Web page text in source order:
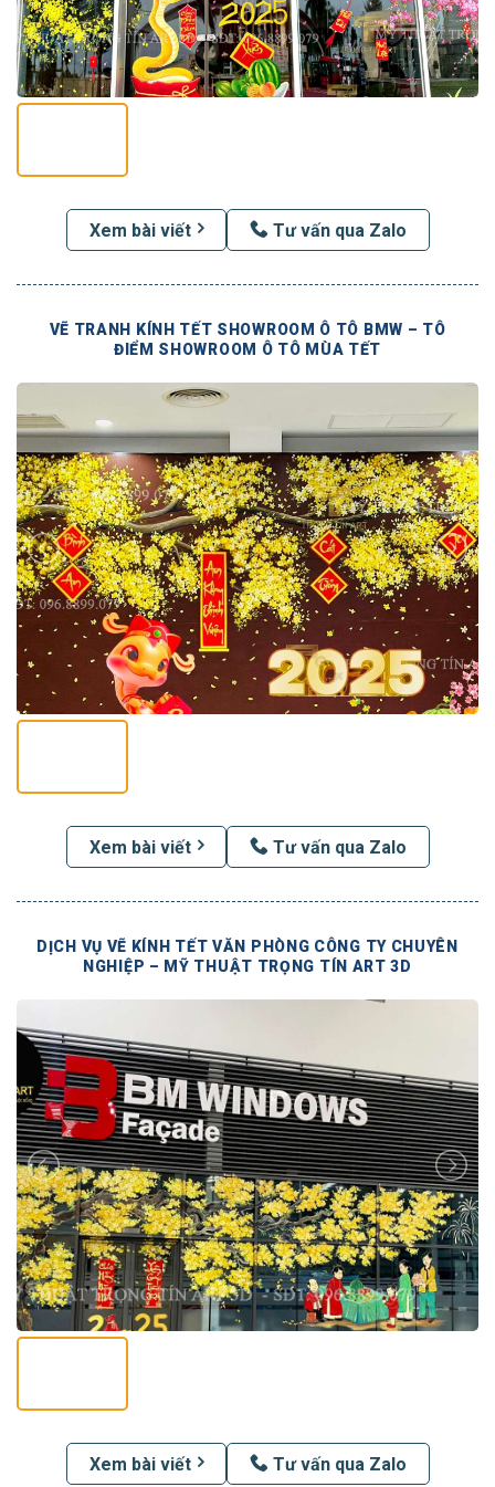
Xem bài viết Tư vấn qua Zalo
VẼ TRANH KÍNH TẾT SHOWROOM Ô TÔ BMW – TÔ
ĐIỂM SHOWROOM Ô TÔ MÙA TẾT
Xem bài viết Tư vấn qua Zalo
DỊCH VỤ VẼ KÍNH TẾT VĂN PHÒNG CÔNG TY CHUYÊN
NGHIỆP – MỸ THUẬT TRỌNG TÍN ART 3D
Xem bài viết Tư vấn qua Zalo